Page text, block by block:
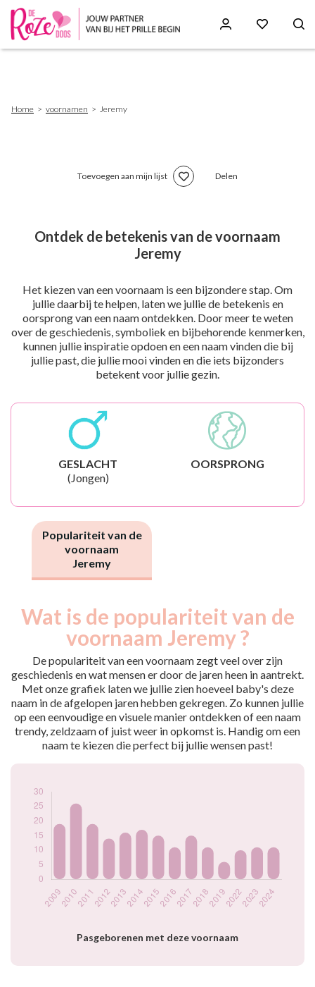
Home voornamen Jeremy
Toevoegen aan mijn lijst Delen
Ontdek de betekenis van de voornaam
Jeremy
Het kiezen van een voornaam is een bijzondere stap. Om
jullie daarbij te helpen, laten we jullie de betekenis en
oorsprong van een naam ontdekken. Door meer te weten
over de geschiedenis, symboliek en bijbehorende kenmerken,
kunnen jullie inspiratie opdoen en een naam vinden die bij
jullie past, die jullie mooi vinden en die iets bijzonders
betekent voor jullie gezin.
GESLACHT
(Jongen)
OORSPRONG
Populariteit van de
voornaam
Jeremy
Wat is de populariteit van de
voornaam Jeremy ?
De populariteit van een voornaam zegt veel over zijn
geschiedenis en wat mensen er door de jaren heen in aantrekt.
Met onze grafiek laten we jullie zien hoeveel baby's deze
naam in de afgelopen jaren hebben gekregen. Zo kunnen jullie
op een eenvoudige en visuele manier ontdekken of een naam
trendy, zeldzaam of juist weer in opkomst is. Handig om een
naam te kiezen die perfect bij jullie wensen past!
Pasgeborenen met deze voornaam
Popularité du
prénom Jeremy par
Année
Nouveaux-
nés
2010
26
2011
19
2012
14
2013
16
2014
17
2015
15
11
2019
2022
2023
11
2024